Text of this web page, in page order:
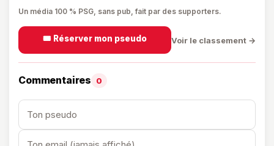
Un média 100 % PSG, sans pub, fait par des supporters.
🎟️ Réserver mon pseudo Voir le classement →
Commentaires 0